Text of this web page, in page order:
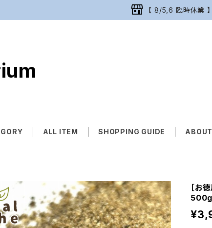
【 8/5,6 臨時休業 】
ALL ITEM SHOPPING GUIDE ABOUT
［お
500g